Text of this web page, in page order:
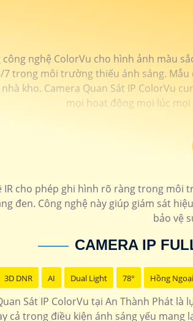
nghệ ColorVu cho hình ảnh màu
trong môi trường thiếu ánh sáng.
kho. Camera Quan Sát IP ColorVu
mọi hoạt động mọi lúc
cho phép ghi hình rõ ràng trong
đen. Công nghệ này giúp giám sát
bảo vệ
CAMERA IP
3D DNR AI Dual Light 78° Hồng Ngoại
Sát IP ColorVu tại An Thành Phát
cả trong điều kiện ánh sáng yếu